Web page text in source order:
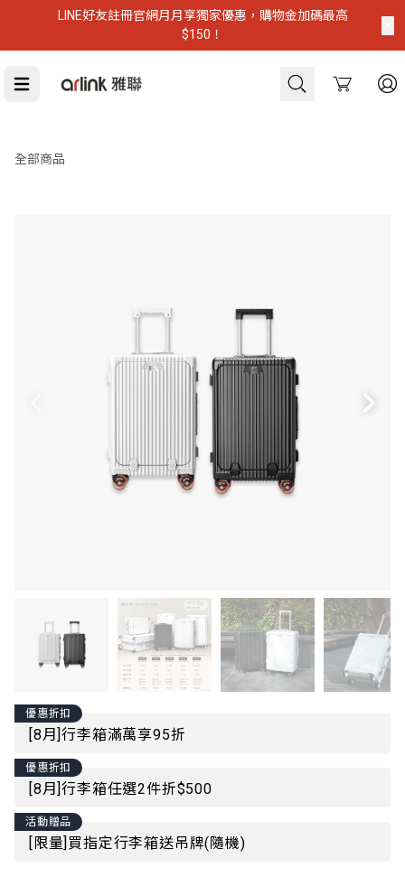
LINE好友註冊官網月月享獨家優惠，購物金加碼最高
$150！
Cart
全部商品
優惠折扣
[8月]行李箱滿萬享95折
優惠折扣
[8月]行李箱任選2件折$500
活動贈品
[限量]買指定行李箱送吊牌(隨機)